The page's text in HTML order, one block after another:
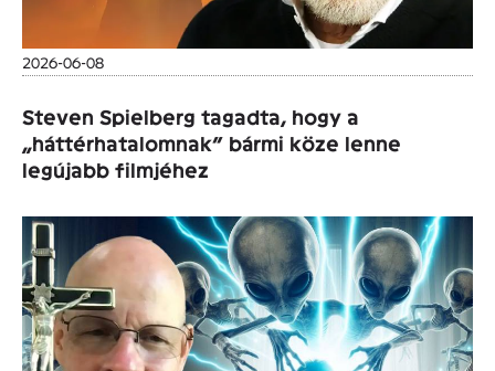
2026-06-08
Steven Spielberg tagadta, hogy a
„háttérhatalomnak” bármi köze lenne
legújabb filmjéhez